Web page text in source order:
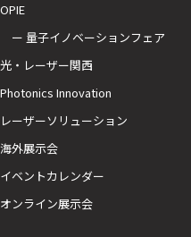
OPIE
ー 量子イノベーションフェア
光・レーザー関西
Photonics Innovation
レーザーソリューション
海外展示会
イベントカレンダー
オンライン展示会